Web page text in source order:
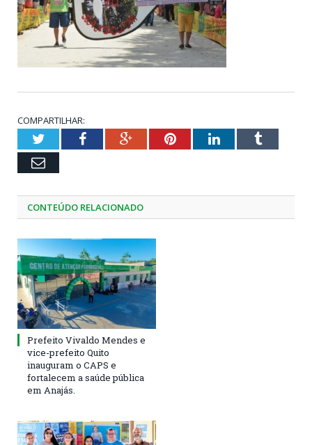
COMPARTILHAR:
TwitterFacebookGoogle+PinterestLinkedInTumblr
Email
CONTEÚDO RELACIONADO
Prefeito Vivaldo Mendes e
vice-prefeito Quito
inauguram o CAPS e
fortalecem a saúde pública
em Anajás.